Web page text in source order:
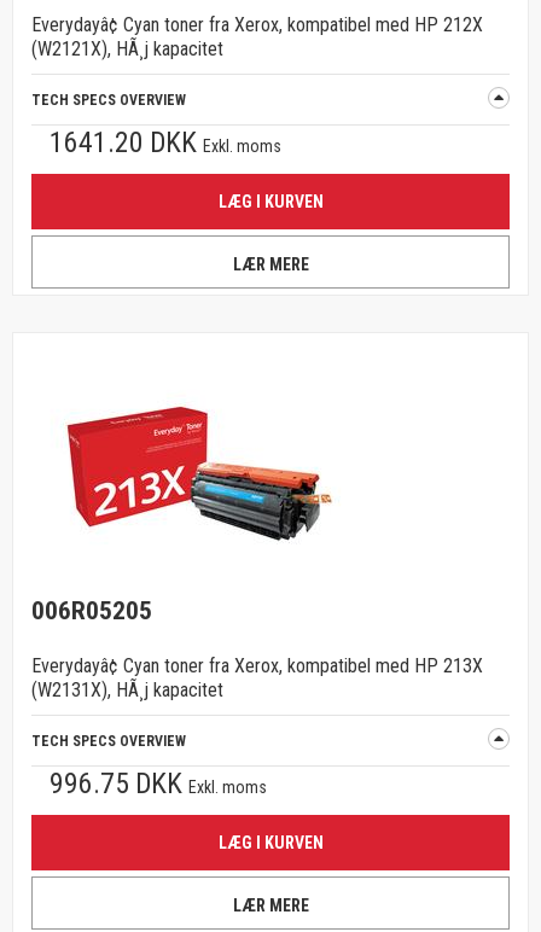
Everydayâ¢ Cyan toner fra Xerox, kompatibel med HP 212X
(W2121X), HÃ¸j kapacitet
TECH SPECS OVERVIEW
1641.20 DKK Exkl. moms
LÆG I KURVEN
LÆR MERE
006R05205
Everydayâ¢ Cyan toner fra Xerox, kompatibel med HP 213X
(W2131X), HÃ¸j kapacitet
TECH SPECS OVERVIEW
996.75 DKK Exkl. moms
LÆG I KURVEN
LÆR MERE